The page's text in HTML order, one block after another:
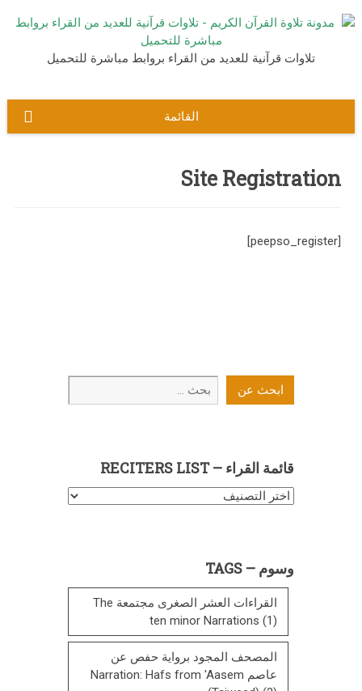
إلى
تلاوات قرآنية للعديد من القراء بروابط مباشرة للتحميل
القائمة
Site Registration
[peepso_register]
ابحث
عن
ابحث عن
قائمة القراء – RECITERS LIST
قائمة
List
وسوم – TAGS
القراءات العشر الصغرى مجتمعة The
ten minor Narrations (1)
المصحف المجود برواية حفص عن
عاصم Narration: Hafs from 'Aasem